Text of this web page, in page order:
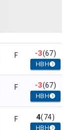
F -3(67)
HBH
F -3(67)
HBH
F 4(74)
HBH